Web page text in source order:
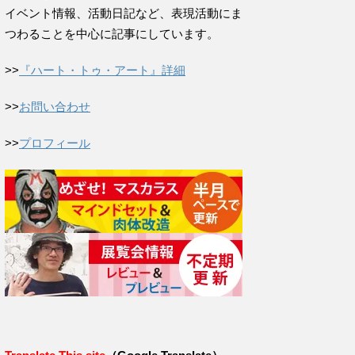
イベント情報、活動日記など、表現活動にま
つわることを中心に記事にしています。
>> 『ハート・トゥ・アート』詳細
>>お問い合わせ
>>プロフィール